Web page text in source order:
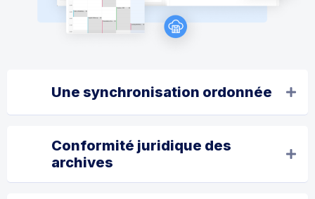
Une synchronisation ordonnée
Conformité juridique des
archives